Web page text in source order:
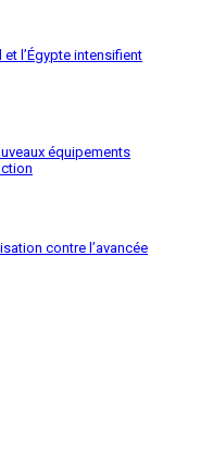
et l’Égypte intensifient
équipements
contre l’avancée